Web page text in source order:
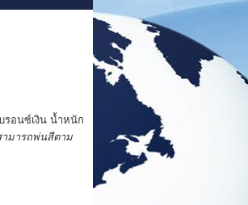
รอนซ์เงิน น้ำหนัก
ามารถพ่นสีตาม